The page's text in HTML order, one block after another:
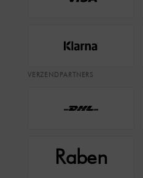
VERZENDPARTNERS
Raben